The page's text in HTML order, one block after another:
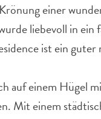
einer
liebevoll in
ist ein
auf einem Hügel
Mit einem
klicken Sie